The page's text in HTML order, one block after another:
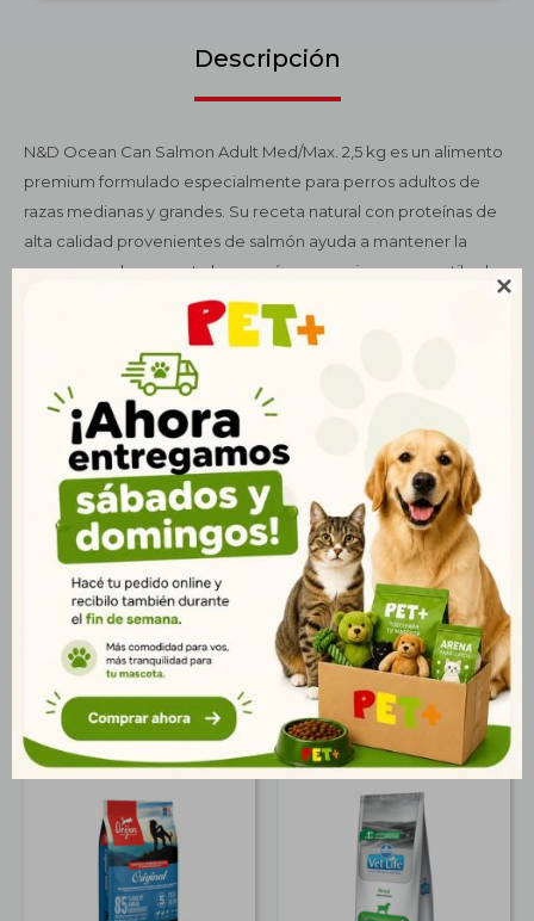

Descripción
N&D Ocean Can Salmon Adult Med/Max. 2,5 kg es un alimento
premium formulado especialmente para perros adultos de
razas medianas y grandes. Su receta natural con proteínas de
alta calidad provenientes de salmón ayuda a mantener la
masa muscular y aporta la energía necesaria para un estilo de
vida activo. Enriquecido con ácidos grasos Omega 3 y 6,
contribuye a la salud de la piel y a un pelaje brillante. Su
fórmula incluye prebióticos y fibras naturales que favorecen
una digestión saludable y optimizan la absorción de nutrientes
esenciales. Además, cuenta con antioxidantes que fortalecen
el sistema inmunológico, asegurando vitalidad y bienestar
general. Ideal para perros adultos medianos y grandes que
necesitan una nutrición completa, natural y adaptada a sus
necesidades. Presentación: Bolsa de 2,5 kg. Entrega rápida en
Montevideo y todo Uruguay.
Productos que te pueden interesar